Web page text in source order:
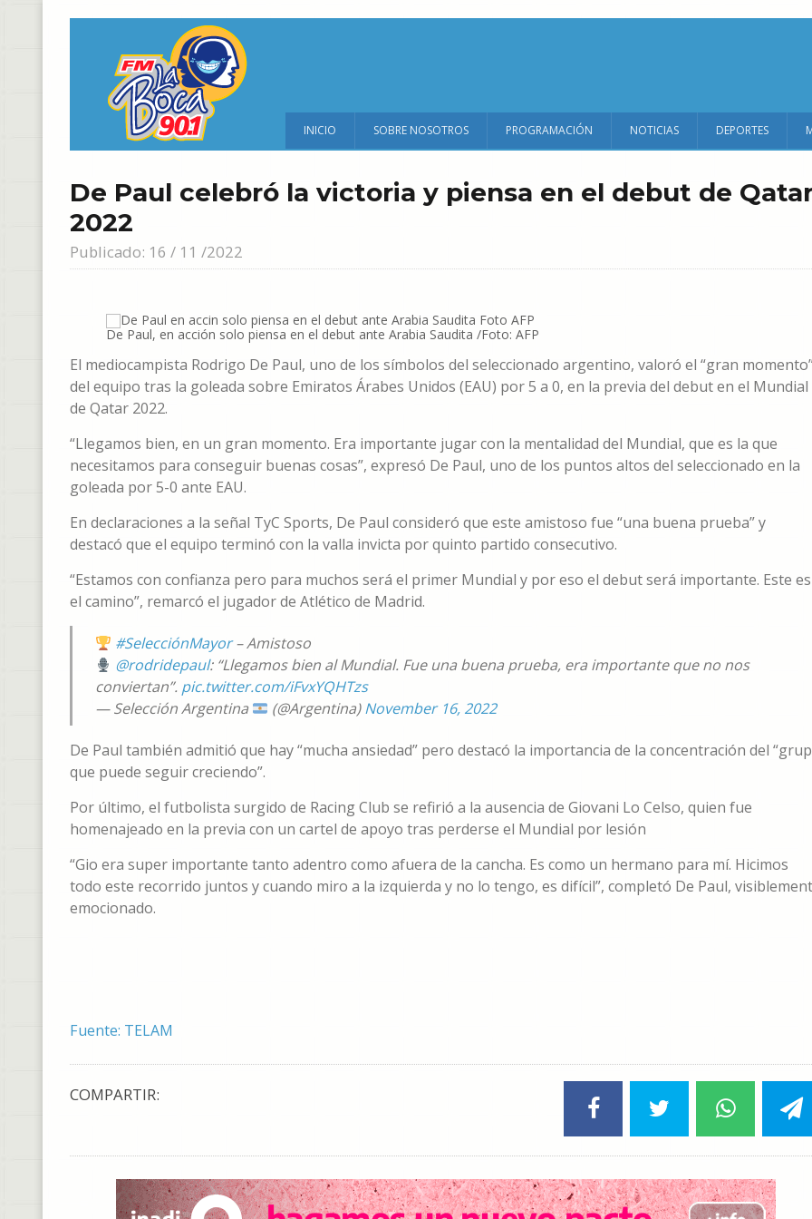
INICIO SOBRE NOSOTROS PROGRAMACIÓN NOTICIAS DEPORTES
De Paul celebró la victoria y piensa en el debut de
2022
Publicado: 16 / 11 /2022
De Paul, en acción solo piensa en el debut ante Arabia Saudita /Foto: AFP
El mediocampista Rodrigo De Paul, uno de los símbolos del seleccionado argentino, valoró el “gran
del equipo tras la goleada sobre Emiratos Árabes Unidos (EAU) por 5 a 0, en la previa del debut en el Mundial
de Qatar 2022.
“Llegamos bien, en un gran momento. Era importante jugar con la mentalidad del Mundial, que es la que
necesitamos para conseguir buenas cosas”, expresó De Paul, uno de los puntos altos del seleccionado en la
goleada por 5-0 ante EAU.
En declaraciones a la señal TyC Sports, De Paul consideró que este amistoso fue “una buena prueba” y
destacó que el equipo terminó con la valla invicta por quinto partido consecutivo.
“Estamos con confianza pero para muchos será el primer Mundial y por eso el debut será importante. Este es
el camino”, remarcó el jugador de Atlético de Madrid.
#SelecciónMayor– Amistoso
@rodridepaul: “Llegamos bien al Mundial. Fue una buena prueba, era importante que no nos
conviertan”. pic.twitter.com/iFvxYQHTzs
— Selección Argentina
(@Argentina)November 16, 2022
De Paul también admitió que hay “mucha ansiedad” pero destacó la importancia de la concentración del
que puede seguir creciendo”.
Por último, el futbolista surgido de Racing Club se refirió a la ausencia de Giovani Lo Celso, quien fue
homenajeado en la previa con un cartel de apoyo tras perderse el Mundial por lesión
“Gio era super importante tanto adentro como afuera de la cancha. Es como un hermano para mí. Hicimos
todo este recorrido juntos y cuando miro a la izquierda y no lo tengo, es difícil”, completó De Paul,
emocionado.
Fuente: TELAM
COMPARTIR: